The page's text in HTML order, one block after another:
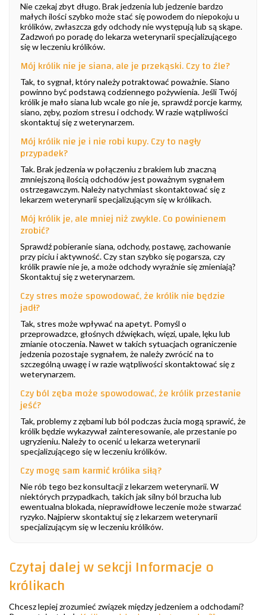
Nie czekaj zbyt długo. Brak jedzenia lub jedzenie bardzo
małych ilości szybko może stać się powodem do niepokoju u
królików, zwłaszcza gdy odchody nie występują lub są skąpe.
Zadzwoń po poradę do lekarza weterynarii specjalizującego
się w leczeniu królików.
Mój królik nie je siana, ale je przekąski. Czy to źle?
Tak, to sygnał, który należy potraktować poważnie. Siano
powinno być podstawą codziennego pożywienia. Jeśli Twój
królik je mało siana lub wcale go nie je, sprawdź porcje karmy,
siano, zęby, poziom stresu i odchody. W razie wątpliwości
skontaktuj się z weterynarzem.
Mój królik nie je i nie robi kupy. Czy to nagły
przypadek?
Tak. Brak jedzenia w połączeniu z brakiem lub znaczną
zmniejszoną ilością odchodów jest poważnym sygnałem
ostrzegawczym. Należy natychmiast skontaktować się z
lekarzem weterynarii specjalizującym się w królikach.
Mój królik je, ale mniej niż zwykle. Co powinienem
zrobić?
Sprawdź pobieranie siana, odchody, postawę, zachowanie
przy piciu i aktywność. Czy stan szybko się pogarsza, czy
królik prawie nie je, a może odchody wyraźnie się zmieniają?
Skontaktuj się z weterynarzem.
Czy stres może spowodować, że królik nie będzie
jadł?
Tak, stres może wpływać na apetyt. Pomyśl o
przeprowadzce, głośnych dźwiękach, więzi, upale, lęku lub
zmianie otoczenia. Nawet w takich sytuacjach ograniczenie
jedzenia pozostaje sygnałem, że należy zwrócić na to
szczególną uwagę i w razie wątpliwości skontaktować się z
weterynarzem.
Czy ból zęba może spowodować, że królik przestanie
jeść?
Tak, problemy z zębami lub ból podczas żucia mogą sprawić, że
królik będzie wykazywał zainteresowanie, ale przestanie po
ugryzieniu. Należy to ocenić u lekarza weterynarii
specjalizującego się w leczeniu królików.
Czy mogę sam karmić królika siłą?
Nie rób tego bez konsultacji z lekarzem weterynarii. W
niektórych przypadkach, takich jak silny ból brzucha lub
ewentualna blokada, nieprawidłowe leczenie może stwarzać
ryzyko. Najpierw skontaktuj się z lekarzem weterynarii
specjalizującym się w leczeniu królików.
Czytaj dalej w sekcji Informacje o
królikach
Chcesz lepiej zrozumieć związek między jedzeniem a odchodami?